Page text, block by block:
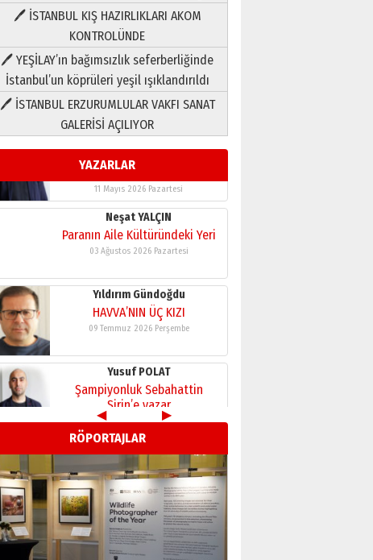
🖊 İSTANBUL KIŞ HAZIRLIKLARI AKOM
KONTROLÜNDE
🖊 YEŞİLAY’ın bağımsızlık seferberliğinde
İstanbul’un köprüleri yeşil ışıklandırıldı
🖊 İSTANBUL ERZURUMLULAR VAKFI SANAT
GALERİSİ AÇILIYOR
YAZARLAR
Yıldırım Gündoğdu
HAVVA’NIN ÜÇ KIZI
09 Temmuz 2026 Perşembe
Yusuf POLAT
Şampiyonluk Sebahattin
Şirin’e yazar
11 Mayıs 2026 Pazartesi
Neşat YALÇIN
Paranın Aile Kültüründeki Yeri
03 Ağustos 2026 Pazartesi
HAVVA’NIN ÜÇ KIZI
09 Temmuz 2026 Perşembe
Şampiyonluk Sebahattin
Şirin’e yazar
11 Mayıs 2026 Pazartesi
Neşat YALÇIN
Paranın Aile Kültüründeki Yeri
03 Ağustos 2026 Pazartesi
Yıldırım Gündoğdu
HAVVA’NIN ÜÇ KIZI
09 Temmuz 2026 Perşembe
◀
▶
RÖPORTAJLAR